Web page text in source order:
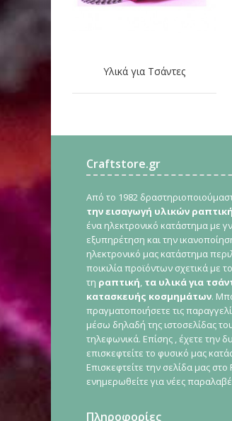
Υλικά για Τσάντες
Craftstore.gr
Από το 1982
την εισαγωγή υλικών
ένα ηλεκτρονικό κατάστημα με
εξυπηρέτηση και την
ηλεκτρονικό μας κατάστημα
ποικιλία προϊόντων σχετικά με το
τη ραπτική, τα υλικά για
κατασκευής κοσμημάτων.
πραγματοποιήσετε τις
μέσω δηλαδή της ιστοσελίδας
τηλεφωνικά. Επίσης , έχετε την
επισκεφτείτε το φυσικό μας
Επισκεφτείτε την σελίδα μας
ενημερωθείτε για νέες
Πληροφορίες